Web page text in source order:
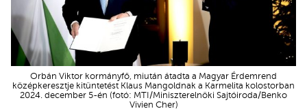
Orbán Viktor kormányfő, miután átadta a Magyar Érdemrend
középkeresztje kitüntetést Klaus Mangoldnak a Karmelita kolostorban
2024. december 5-én (fotó: MTI/Miniszterelnöki Sajtóiroda/Benko
Vivien Cher)